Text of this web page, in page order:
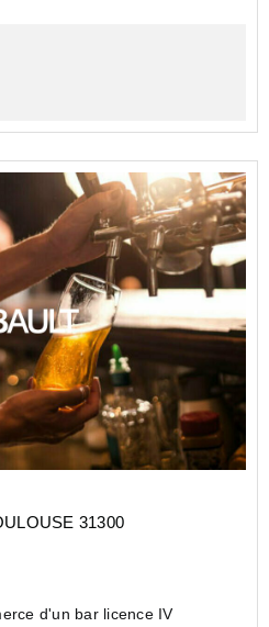
31300
d'un bar licence IV